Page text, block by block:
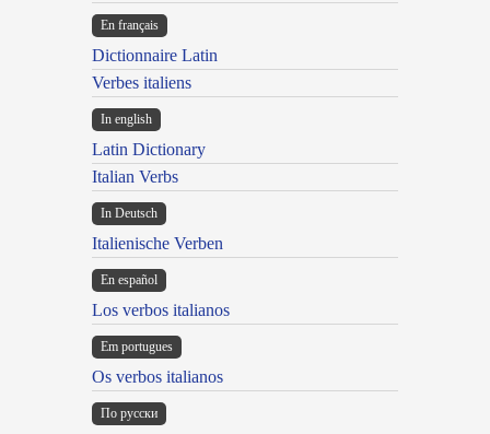
En français
Dictionnaire Latin
Verbes italiens
In english
Latin Dictionary
Italian Verbs
In Deutsch
Italienische Verben
En español
Los verbos italianos
Em portugues
Os verbos italianos
По русски